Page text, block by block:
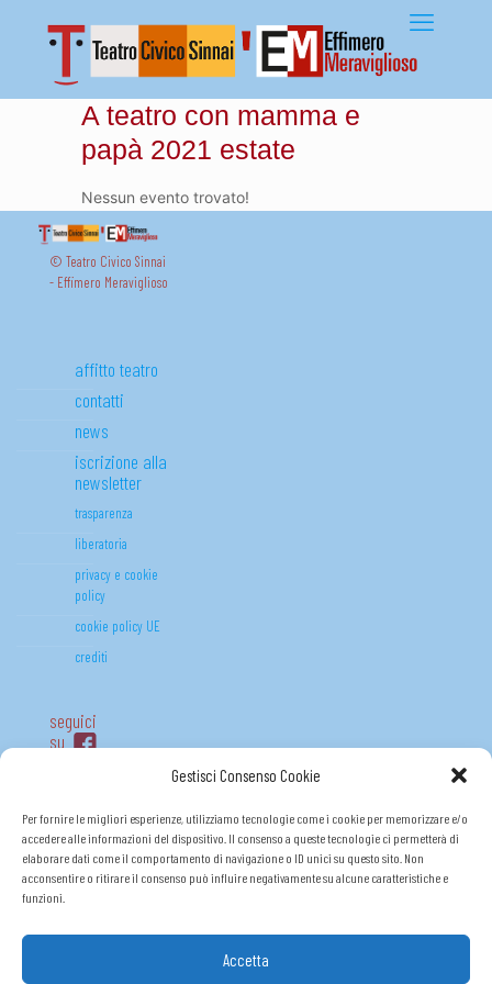
Gestisci Consenso Cookie
Per fornire le migliori esperienze, utilizziamo tecnologie come i cookie per memorizzare e/o
accedere alle informazioni del dispositivo. Il consenso a queste tecnologie ci permetterà di
elaborare dati come il comportamento di navigazione o ID unici su questo sito. Non
acconsentire o ritirare il consenso può influire negativamente su alcune caratteristiche e
funzioni.
Accetta
A teatro con mamma e
papà 2021 estate
Nessun evento trovato!
© Teatro Civico Sinnai
- Effimero Meraviglioso
affitto teatro
contatti
news
iscrizione alla
newsletter
trasparenza
liberatoria
privacy e cookie
policy
cookie policy UE
crediti
seguici
su
FONDO (R)ESISTO P.O.R. FSE 2014-2020